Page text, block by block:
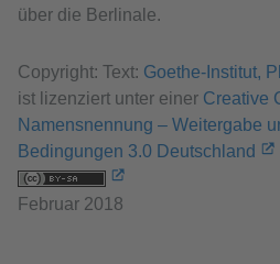
über die Berlinale.
Copyright: Text: Goethe-Institut,
ist lizenziert unter einer Creative
Namensnennung – Weitergabe
Bedingungen 3.0 Deutschland
Februar 2018